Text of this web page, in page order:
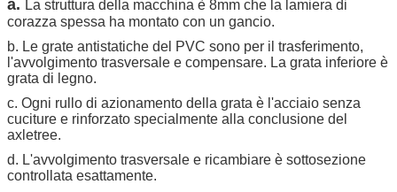
a. La struttura della macchina è 8mm che la lamiera di
corazza spessa ha montato con un gancio.
b. Le grate antistatiche del PVC sono per il trasferimento,
l'avvolgimento trasversale e compensare. La grata inferiore è
grata di legno.
c. Ogni rullo di azionamento della grata è l'acciaio senza
cuciture e rinforzato specialmente alla conclusione del
axletree.
d. L'avvolgimento trasversale e ricambiare è sottosezione
controllata esattamente.